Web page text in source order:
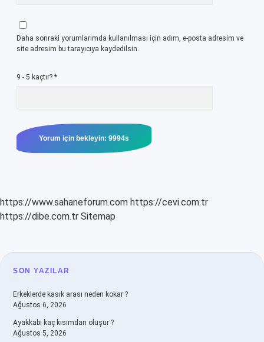
Daha sonraki yorumlarımda kullanılması için adım, e-posta adresim ve
site adresim bu tarayıcıya kaydedilsin.
9 - 5 kaçtır? *
https://www.sahaneforum.com https://cevi.com.tr
https://dibe.com.tr Sitemap
SIDEBAR
SON YAZILAR
Erkeklerde kasık arası neden kokar ?
Ağustos 6, 2026
Ayakkabı kaç kısımdan oluşur ?
Ağustos 5, 2026